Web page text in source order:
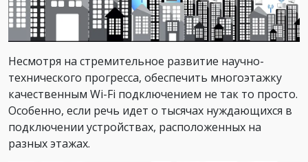
Несмотря на стремительное развитие научно-
технического прогресса, обеспечить многоэтажку
качественным Wi-Fi подключением не так то просто.
Особенно, если речь идет о тысячах нуждающихся в
подключении устройствах, расположенных на
разных этажах.